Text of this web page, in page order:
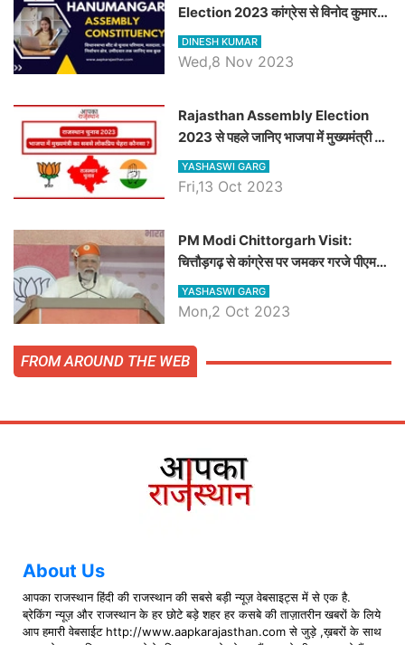
Election 2023 कांग्रेस से विनोद कुमार
चौधरी तो अमित चौधरी होंगे भाजपा उम्मीदवार,
जानिये हनुमानगढ़ विधानसभा सीट के ताजा
DINESH KUMAR
Wed,8 Nov 2023
Rajasthan Assembly Election
2023 से पहले जानिए भाजपा में मुख्यमंत्री का
सबसे लोकप्रिय चेहरा कौनसा ?
YASHASWI GARG
Fri,13 Oct 2023
PM Modi Chittorgarh Visit:
चित्तौड़गढ़ से कांग्रेस पर जमकर गरजे पीएम
मोदी, जाने प्रधानमंत्री के भाषण की बड़ी
बातें, देखें वीडियो
YASHASWI GARG
Mon,2 Oct 2023
FROM AROUND THE WEB
About Us
आपका राजस्थान हिंदी की राजस्थान की सबसे बड़ी न्यूज़ वेबसाइट्स में से एक है.
ब्रेकिंग न्यूज़ और राजस्थान के हर छोटे बड़े शहर हर कसबे की ताज़ातरीन खबरों के लिये
आप हमारी वेबसाईट http://www.aapkarajasthan.com से जुड़े ,ख़बरों के साथ